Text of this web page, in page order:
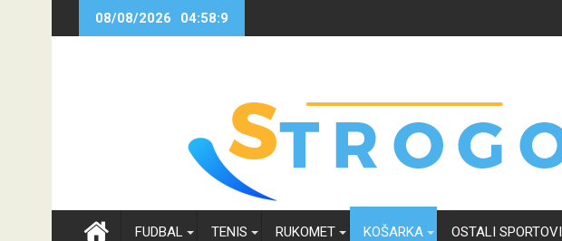
08/08/2026 04:58:10
FUDBAL TENIS RUKOMET KOŠARKA OSTALI SPORTOVI